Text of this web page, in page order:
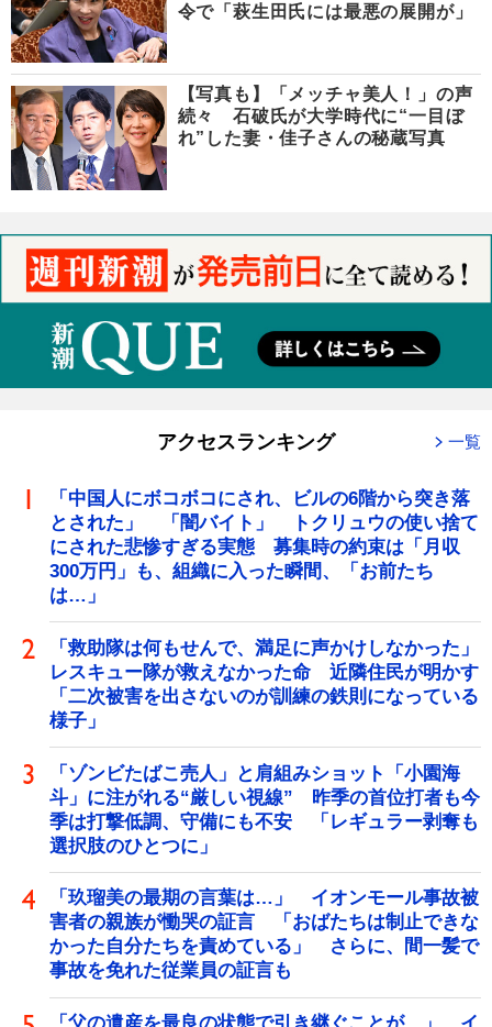
令で「萩生田氏には最悪の展開が」
【写真も】「メッチャ美人！」の声
続々 石破氏が大学時代に“一目ぼ
れ”した妻・佳子さんの秘蔵写真
アクセスランキング 一覧
「中国人にボコボコにされ、ビルの6階から突き落
とされた」 「闇バイト」 トクリュウの使い捨て
にされた悲惨すぎる実態 募集時の約束は「月収
300万円」も、組織に入った瞬間、「お前たち
は…」
「救助隊は何もせんで、満足に声かけしなかった」
レスキュー隊が救えなかった命 近隣住民が明かす
「二次被害を出さないのが訓練の鉄則になっている
様子」
「ゾンビたばこ売人」と肩組みショット「小園海
斗」に注がれる“厳しい視線” 昨季の首位打者も今
季は打撃低調、守備にも不安 「レギュラー剥奪も
選択肢のひとつに」
「玖瑠美の最期の言葉は…」 イオンモール事故被
害者の親族が慟哭の証言 「おばたちは制止できな
かった自分たちを責めている」 さらに、間一髪で
事故を免れた従業員の証言も